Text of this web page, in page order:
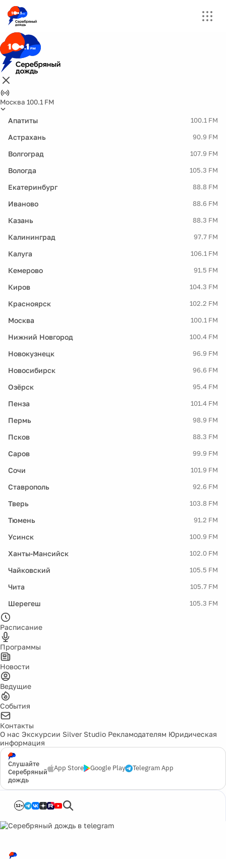
Москва 100.1 FM
Апатиты 100.1 FM
Астрахань 90.9 FM
Волгоград 107.9 FM
Вологда 105.3 FM
Екатеринбург 88.8 FM
Иваново 88.6 FM
Казань 88.3 FM
Калининград 97.7 FM
Калуга 106.1 FM
Кемерово 91.5 FM
Киров 104.3 FM
Красноярск 102.2 FM
Москва 100.1 FM
Нижний Новгород 100.4 FM
Новокузнецк 96.9 FM
Новосибирск 96.6 FM
Озёрск 95.4 FM
Пенза 101.4 FM
Пермь 98.9 FM
Псков 88.3 FM
Саров 99.9 FM
Сочи 101.9 FM
Ставрополь 92.6 FM
Тверь 103.8 FM
Тюмень 91.2 FM
Усинск 100.9 FM
Ханты-Мансийск 102.0 FM
Чайковский 105.5 FM
Чита 105.7 FM
Шерегеш 105.3 FM
Расписание
Программы
Новости
Ведущие
События
Контакты
О нас Экскурсии Silver Studio Рекламодателям Юридическая
информация
Слушайте
Серебряный
дождь
App Store Google Play Telegram App
12+